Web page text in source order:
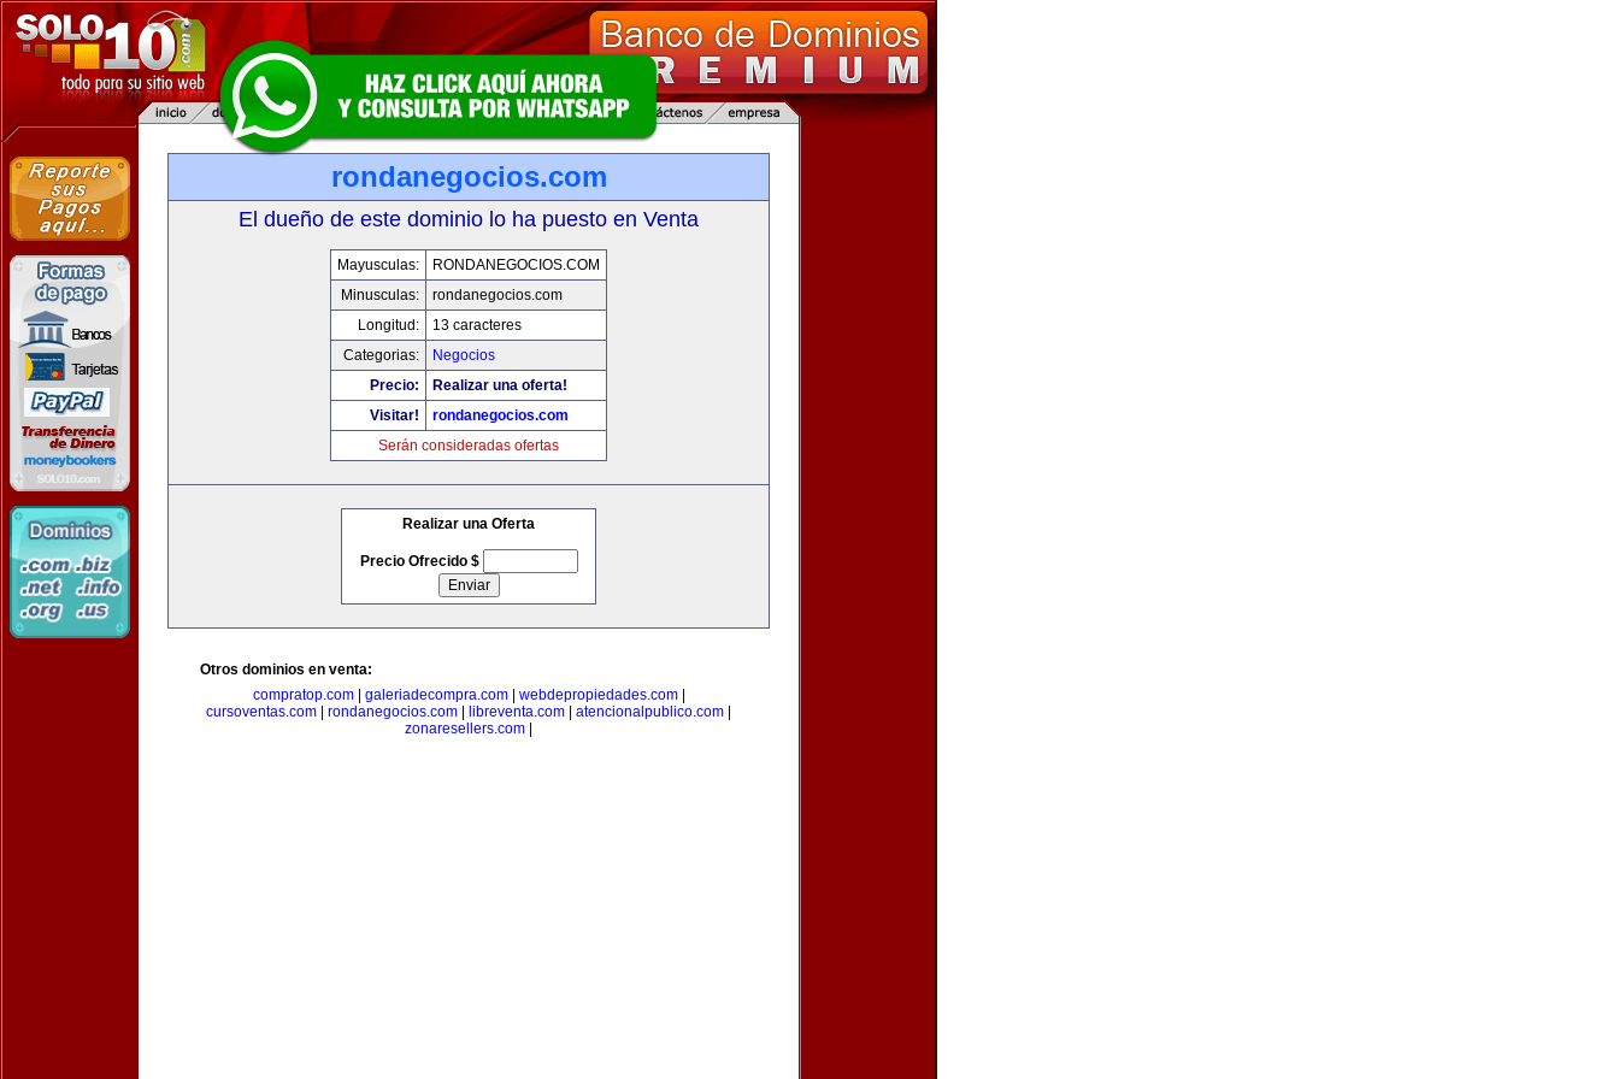
rondanegocios.com
El dueño de este dominio lo ha puesto en Venta
Mayusculas:
RONDANEGOCIOS.COM
Minusculas:
rondanegocios.com
Longitud:
13 caracteres
Categorias:
Negocios
Precio:
Realizar una oferta!
Visitar!
rondanegocios.com
Serán consideradas ofertas
Realizar una Oferta
Precio Ofrecido $
Otros dominios en venta:
compratop.com| galeriadecompra.com| webdepropiedades.com|
cursoventas.com
rondanegocios.com libreventa.com atencionalpublico.com
zonaresellers.com